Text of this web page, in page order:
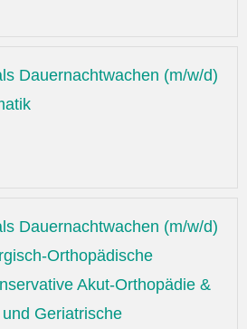
Dauernachtwachen (m/w/d)
Dauernachtwachen (m/w/d)
Orthopädische
Akut-Orthopädie &
Geriatrische